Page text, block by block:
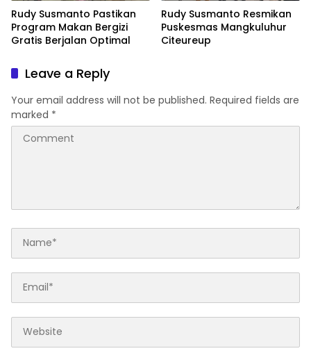
Rudy Susmanto Pastikan
Program Makan Bergizi
Gratis Berjalan Optimal
Rudy Susmanto Resmikan
Puskesmas Mangkuluhur
Citeureup
Leave a Reply
Your email address will not be published. Required fields are
marked *